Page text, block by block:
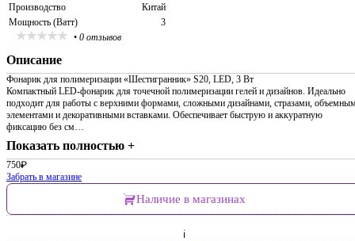
Производство
Китай
Мощность (Ватт)
3
• 0 отзывов
Описание
Фонарик для полимеризации «Шестигранник» S20, LED, 3 Вт
Компактный LED-фонарик для точечной полимеризации гелей и дизайнов. Идеально
подходит для работы с верхними формами, сложными дизайнами, стразами,
элементами и декоративными вставками. Обеспечивает быструю и аккуратную
фиксацию без см…
Показать полностью +
750₽
Забрать в магазине
Наличие в магазинах
ℹ